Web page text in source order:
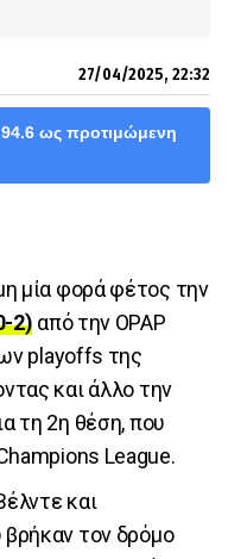
27/04/2025, 22:32
ως προτιμώμενη
μία φορά φέτος την
2) από την OPAP
playoffs της
και άλλο την
τη 2η θέση, που
League.
και
βρήκαν τον δρόμο